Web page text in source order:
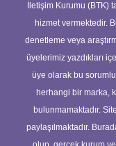
İletişim Kurumu (BTK)
hizmet vermektedir.
denetleme veya
üyelerimiz yazdıkları
üye olarak bu
herhangi bir marka,
bulunmamaktadır.
paylaşılmaktadır.